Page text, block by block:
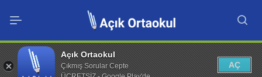
Açık Ortaokul
Çıkmış Sorular Cepte
AÇ